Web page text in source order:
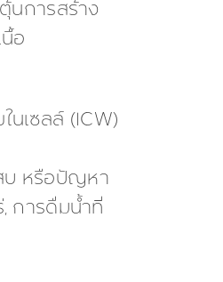
นการสร้าง
อ
เซลล์ (ICW)
บ หรือปัญหา
การดื่มน้ำที่